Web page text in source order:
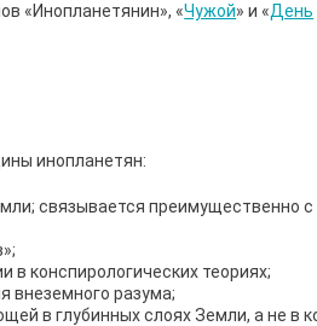
«Инопланетянин», «Чужой» и «День
инопланетян:
связывается преимущественно с
в конспирологических теориях;
внеземного разума;
в глубинных слоях Земли, а не в